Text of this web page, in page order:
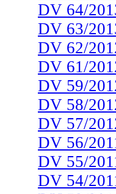
DV 64/
DV 63/
DV 62/
DV 61/
DV 59/
DV 58/
DV 57/
DV 56/
DV 55/
DV 54/